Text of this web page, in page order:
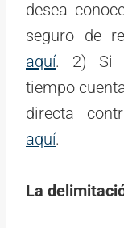
desea
seguro de
aquí. 2) Si
tiempo
directa
aquí.
La